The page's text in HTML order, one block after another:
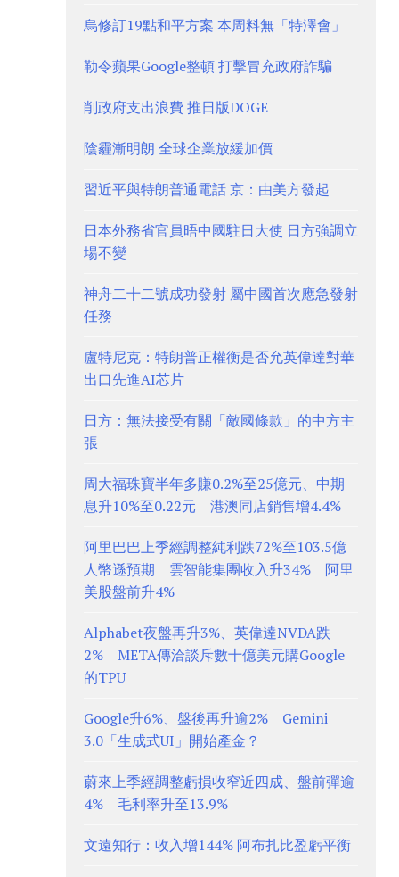
烏修訂19點和平方案 本周料無「特澤會」
勒令蘋果Google整頓 打擊冒充政府詐騙
削政府支出浪費 推日版DOGE
陰霾漸明朗 全球企業放緩加價
習近平與特朗普通電話 京：由美方發起
日本外務省官員晤中國駐日大使 日方強調立
場不變
神舟二十二號成功發射 屬中國首次應急發射
任務
盧特尼克：特朗普正權衡是否允英偉達對華
出口先進AI芯片
日方：無法接受有關「敵國條款」的中方主
張
周大福珠寶半年多賺0.2%至25億元、中期
息升10%至0.22元 港澳同店銷售增4.4%
阿里巴巴上季經調整純利跌72%至103.5億
人幣遜預期 雲智能集團收入升34% 阿里
美股盤前升4%
Alphabet夜盤再升3%、英偉達NVDA跌
2% META傳洽談斥數十億美元購Google
的TPU
Google升6%、盤後再升逾2% Gemini
3.0「生成式UI」開始產金？
蔚來上季經調整虧損收窄近四成、盤前彈逾
4% 毛利率升至13.9%
文遠知行：收入增144% 阿布扎比盈虧平衡